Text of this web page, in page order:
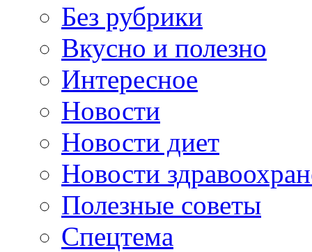
Без рубрики
Вкусно и полезно
Интересное
Новости
Новости диет
Новости
Полезные советы
Спецтема